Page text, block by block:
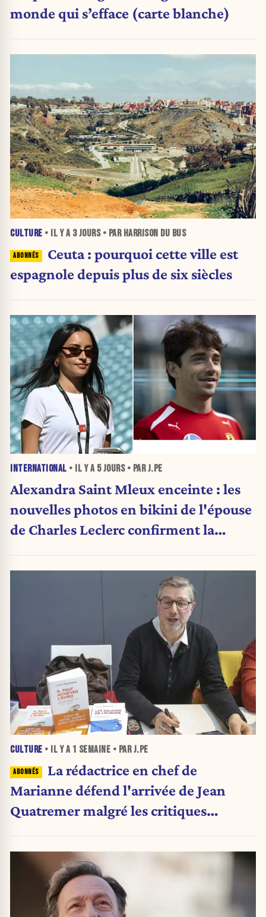
monde qui s’efface (carte blanche)
CULTURE • IL Y A 3 JOURS• PAR HARRISON DU BUS
Ceuta : pourquoi cette ville est
espagnole depuis plus de six siècles
INTERNATIONAL • IL Y A 5 JOURS• PAR J.PE
Alexandra Saint Mleux enceinte : les
nouvelles photos en bikini de l'épouse
de Charles Leclerc confirment la
CULTURE • IL Y A 1 SEMAINE • PAR J.PE
La rédactrice en chef de
Marianne défend l'arrivée de Jean
Quatremer malgré les critiques